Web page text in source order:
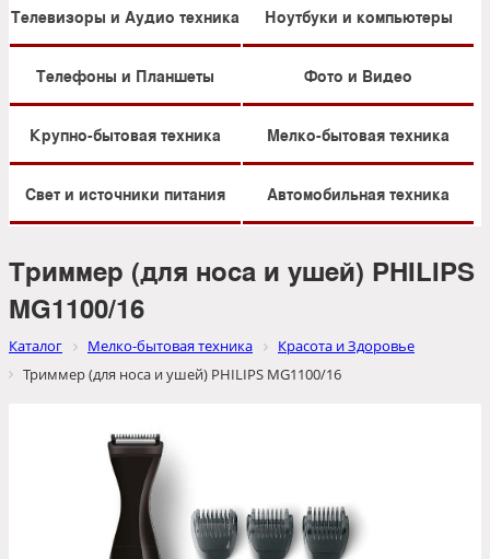
Телевизоры и Аудио техника Ноутбуки и компьютеры
Телефоны и Планшеты Фото и Видео
Крупно-бытовая техника Мелко-бытовая техника
Свет и источники питания Автомобильная техника
Триммер (для носа и ушей) PHILIPS
MG1100/16
Каталог Мелко-бытовая техника
Красота и Здоровье
Триммер (для носа и ушей) PHILIPS MG1100/16